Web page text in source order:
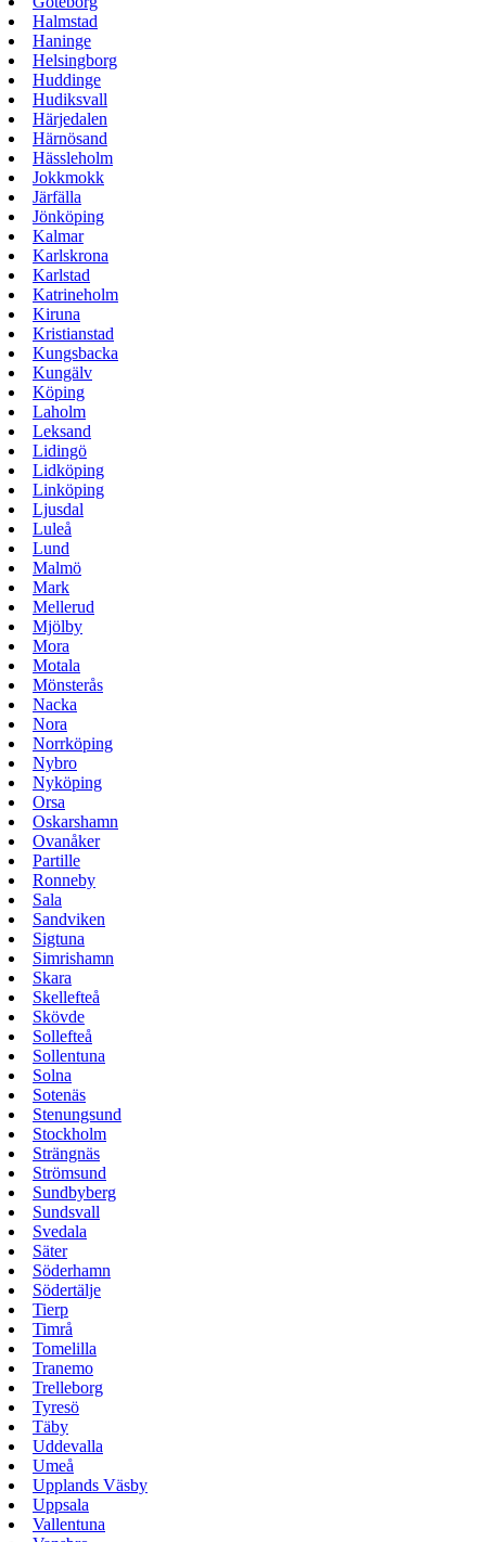
Halmstad
Haninge
Helsingborg
Huddinge
Hudiksvall
Härjedalen
Härnösand
Hässleholm
Jokkmokk
Järfälla
Jönköping
Kalmar
Karlskrona
Karlstad
Katrineholm
Kiruna
Kristianstad
Kungsbacka
Kungälv
Köping
Laholm
Leksand
Lidingö
Lidköping
Linköping
Ljusdal
Luleå
Lund
Malmö
Mark
Mellerud
Mjölby
Mora
Motala
Mönsterås
Nacka
Nora
Norrköping
Nybro
Nyköping
Orsa
Oskarshamn
Ovanåker
Partille
Ronneby
Sala
Sandviken
Sigtuna
Simrishamn
Skara
Skellefteå
Skövde
Sollefteå
Sollentuna
Solna
Sotenäs
Stenungsund
Stockholm
Strängnäs
Strömsund
Sundbyberg
Sundsvall
Svedala
Säter
Söderhamn
Södertälje
Tierp
Timrå
Tomelilla
Tranemo
Trelleborg
Tyresö
Täby
Uddevalla
Umeå
Upplands Väsby
Uppsala
Vallentuna